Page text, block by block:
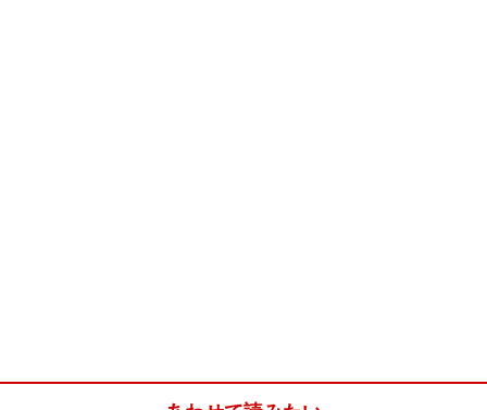
受験生もたくさんいます。